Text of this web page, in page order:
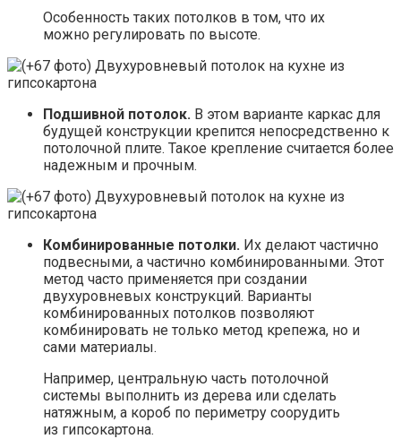
Особенность таких потолков в том, что их
можно регулировать по высоте.
Подшивной потолок. В этом варианте каркас для
будущей конструкции крепится непосредственно к
потолочной плите. Такое крепление считается более
надежным и прочным.
Комбинированные потолки. Их делают частично
подвесными, а частично комбинированными. Этот
метод часто применяется при создании
двухуровневых конструкций. Варианты
комбинированных потолков позволяют
комбинировать не только метод крепежа, но и
сами материалы.
Например, центральную часть потолочной
системы выполнить из дерева или сделать
натяжным, а короб по периметру соорудить
из гипсокартона.